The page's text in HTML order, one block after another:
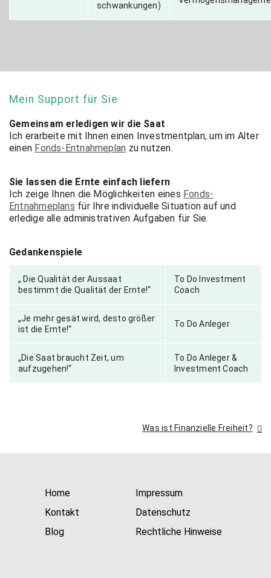
schwankungen)
Mein Support für Sie
Gemeinsam erledigen wir die Saat
Ich erarbeite mit Ihnen einen Investmentplan, um im Alter
einen Fonds-Entnahmeplan zu nutzen.
Sie lassen die Ernte einfach liefern
Ich zeige Ihnen die Möglichkeiten eines Fonds-
Entnahmeplans für Ihre individuelle Situation auf und
erledige alle administrativen Aufgaben für Sie.
Gedankenspiele
„ Die Qualität der Aussaat
bestimmt die Qualität der Ernte!“
To Do Investment
Coach
„Je mehr gesät wird, desto größer
ist die Ernte!“
To Do Anleger
„Die Saat braucht Zeit, um
aufzugehen!“
To Do Anleger &
Investment Coach
Was ist Finanzielle Freiheit?
Home
Kontakt
Blog
Impressum
Datenschutz
Rechtliche Hinweise